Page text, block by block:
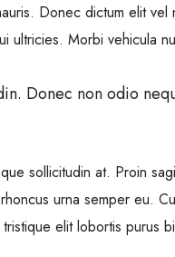
Donec dictum elit
Morbi vehicula
Donec non odio
sollicitudin at. Proin
urna semper eu.
elit lobortis purus